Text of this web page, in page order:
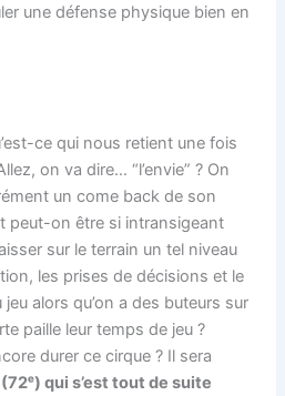
une défense physique bien en
ce qui nous retient une fois
on va dire… “l’envie” ? On
un come back de son
peut-on être si intransigeant
sur le terrain un tel niveau
les prises de décisions et le
alors qu’on a des buteurs sur
paille leur temps de jeu ?
durer ce cirque ? Il sera
qui s’est tout de suite